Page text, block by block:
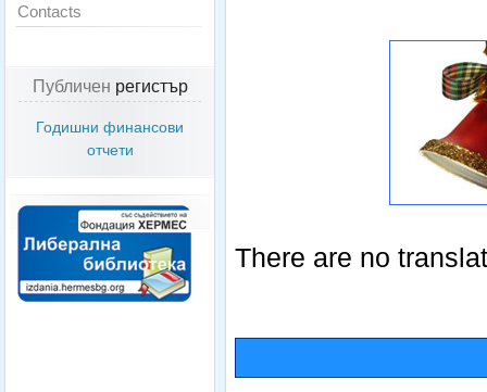
There are no
Contacts
Публичен регистър
Годишни финансови
отчети